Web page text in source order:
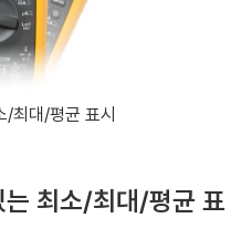
/최대/평균 표시
최소/최대/평균 표